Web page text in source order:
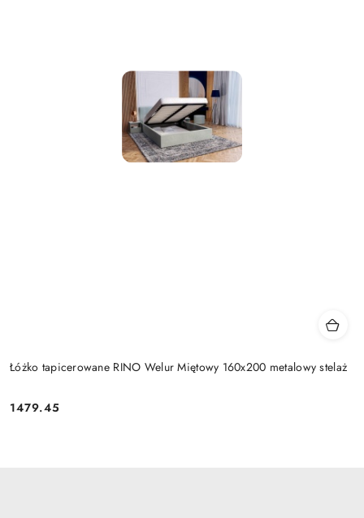
Łóżko tapicerowane RINO Welur Miętowy 160x200 metalowy stelaż
Cena:
1479.45